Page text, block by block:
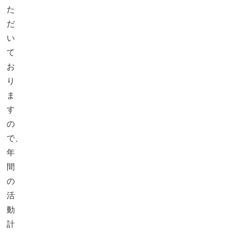
た
だ
い
て
お
り
ま
す
の
で、
年
間
の
活
動
計